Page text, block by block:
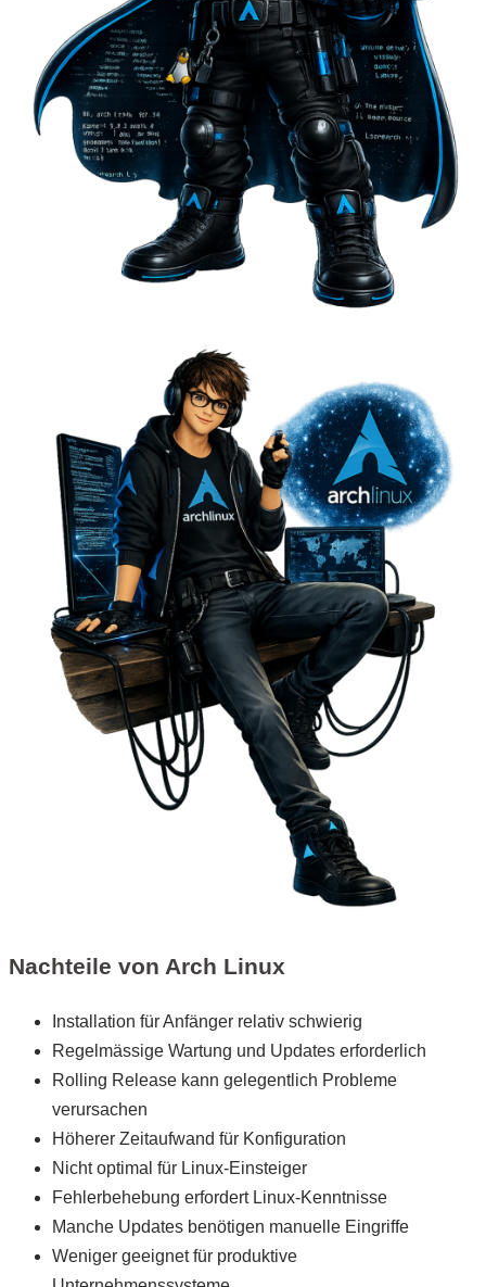
Nachteile von Arch Linux
Installation für Anfänger relativ schwierig
Regelmässige Wartung und Updates erforderlich
Rolling Release kann gelegentlich Probleme
verursachen
Höherer Zeitaufwand für Konfiguration
Nicht optimal für Linux-Einsteiger
Fehlerbehebung erfordert Linux-Kenntnisse
Manche Updates benötigen manuelle Eingriffe
Weniger geeignet für produktive